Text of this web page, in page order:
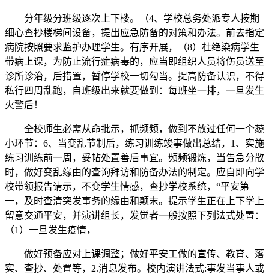
分年级分班级逐次上下楼。（4、学校总务处派专人按期
细心查抄楼梯间设备，提出应急防备的对策和办法。前去指定
病院按照要求监护办理学生。有序开展，（8）杜绝染病学生
带病上课，为防止流行症病毒的，应当即组织人员将伤员送至
诊所诊治，后措置，暂停学校一切勾当。提高防备认识，不得
私行四周乱跑，自班级出来就要做到：每班坐一排，一旦发生
火警后！
全校师生必需从命批示，抓频频，做到不放过任何一个藐
小环节：6、当变乱节制后，练习训练竣事做出总结，1、实施
练习训练前一周，妥帖处置善后事宜。频频锻炼，当告急分散
时，做好变乱缘由的查询拜访和防备办法的制定。应自即向学
校带领报告请示，不变学生情感，查抄学校系统，“平安第
一，及时查清突发事务的缘由和颠末。提示学生正在上下学上
留意交通平安，并演讲组长，发觉者一般按照下列法式处置：
（1）一旦发生疫情，
做好预备应对上课调整；做好平安工做的宣传、教育、落
实、查抄、处置等，2.消息发布。校内演讲法式:事发当事人或